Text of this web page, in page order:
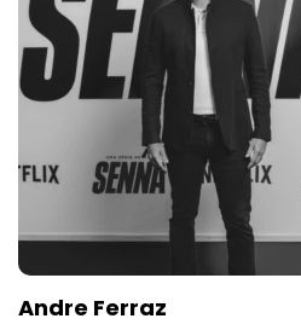
Andre Ferraz